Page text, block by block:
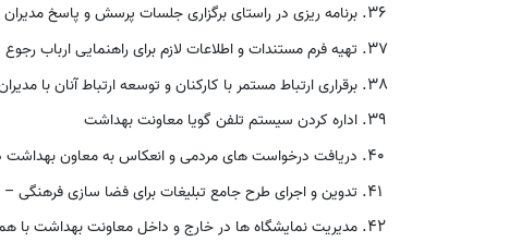
برنامه ریزی در راستای برگزاری جلسات پرسش و پاسخ
تهیه فرم مستندات و اطلاعات لازم برای راهنمایی ارباب
برقراری ارتباط مستمر با کارکنان و توسعه ارتباط آنان با
اداره کردن سیستم تلفن گویا معاونت بهداشت
دریافت درخواست های مردمی و انعکاس به معاون بهداشت
تدوین و اجرای طرح جامع تبلیغات برای فضا سازی
مدیریت نمایشگاه ها در خارج و داخل معاونت بهداشت با